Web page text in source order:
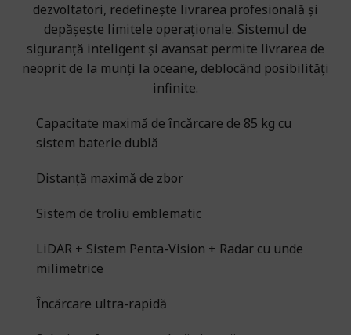
dezvoltatori, redefinește livrarea profesională și
depășește limitele operaționale. Sistemul de
siguranță inteligent și avansat permite livrarea de
neoprit de la munți la oceane, deblocând posibilități
infinite.
Capacitate maximă de încărcare de 85 kg cu
sistem baterie dublă
Distanță maximă de zbor
Sistem de troliu emblematic
LiDAR + Sistem Penta-Vision + Radar cu unde
milimetrice
Încărcare ultra-rapidă